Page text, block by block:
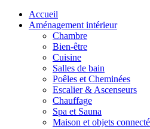
Accueil
Aménagement intérieur
Chambre
Bien-être
Cuisine
Salles de bain
Poêles et Cheminées
Escalier & Ascenseurs
Chauffage
Spa et Sauna
Maison et objets